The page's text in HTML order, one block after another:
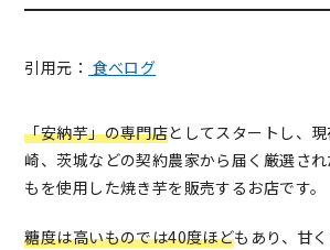
引用元： 食べログ
「安納芋」の専門店としてスタートし、
崎、茨城などの契約農家から届く厳選さ
もを使用した焼き芋を販売するお店です。
糖度は高いものでは40度ほどもあり、甘